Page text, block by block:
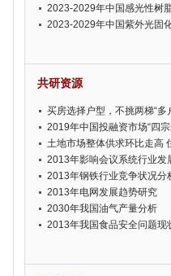
发展前景预测报告
2023-2029年中国感光性树
测报告
2023-2029年中国紫外光固
共研资源
买房选择户型，不挑两梯“多
2019年中国投融资市场“四宗
土地市场整体供求环比走高
2013年影响会议系统行业发
2013年钢铁行业竞争状况分
2013年电网发展趋势研究
2030年我国油气产量分析
2013年我国食品安全问题现